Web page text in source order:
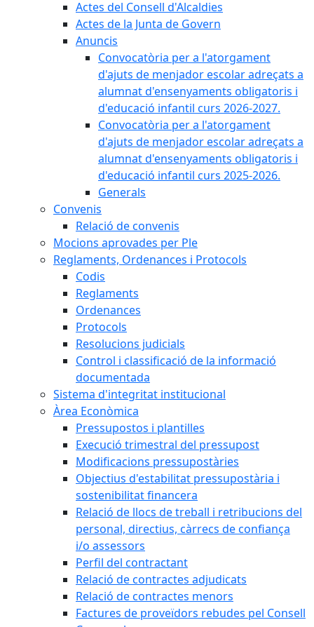
Actes del Consell d'Alcaldies
Actes de la Junta de Govern
Anuncis
Convocatòria per a l'atorgament
d'ajuts de menjador escolar adreçats a
alumnat d'ensenyaments obligatoris i
d'educació infantil curs 2026-2027.
Convocatòria per a l'atorgament
d'ajuts de menjador escolar adreçats a
alumnat d'ensenyaments obligatoris i
d'educació infantil curs 2025-2026.
Generals
Convenis
Relació de convenis
Mocions aprovades per Ple
Reglaments, Ordenances i Protocols
Codis
Reglaments
Ordenances
Protocols
Resolucions judicials
Control i classificació de la informació
documentada
Sistema d'integritat institucional
Àrea Econòmica
Pressupostos i plantilles
Execució trimestral del pressupost
Modificacions pressupostàries
Objectius d'estabilitat pressupostària i
sostenibilitat financera
Relació de llocs de treball i retribucions del
personal, directius, càrrecs de confiança
i/o assessors
Perfil del contractant
Relació de contractes adjudicats
Relació de contractes menors
Factures de proveïdors rebudes pel Consell